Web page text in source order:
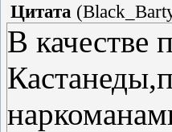
Цитата (
В качестве